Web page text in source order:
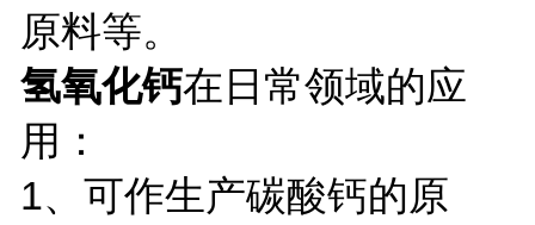
原料等。
氢氧化钙在日常领域的应
用：
1、可作生产碳酸钙的原